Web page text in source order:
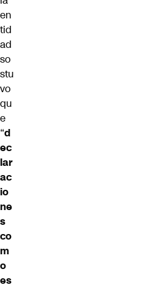
en
tid
ad
so
stu
vo
qu
e
“d
ec
lar
ac
io
ne
s
co
m
o
es